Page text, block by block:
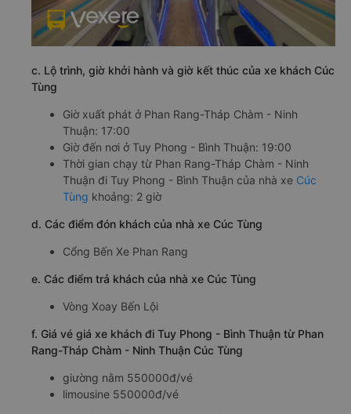
c. Lộ trình, giờ khởi hành và giờ kết thúc của xe khách Cúc
Tùng
Giờ xuất phát ở Phan Rang-Tháp Chàm - Ninh
Thuận: 17:00
Giờ đến nơi ở Tuy Phong - Bình Thuận: 19:00
Thời gian chạy từ Phan Rang-Tháp Chàm - Ninh
Thuận đi Tuy Phong - Bình Thuận của nhà xe Cúc
Tùng khoảng: 2 giờ
d. Các điểm đón khách của nhà xe Cúc Tùng
Cổng Bến Xe Phan Rang
e. Các điểm trả khách của nhà xe Cúc Tùng
Vòng Xoay Bến Lội
f. Giá vé giá xe khách đi Tuy Phong - Bình Thuận từ Phan
Rang-Tháp Chàm - Ninh Thuận Cúc Tùng
giường nằm 550000đ/vé
limousine 550000đ/vé